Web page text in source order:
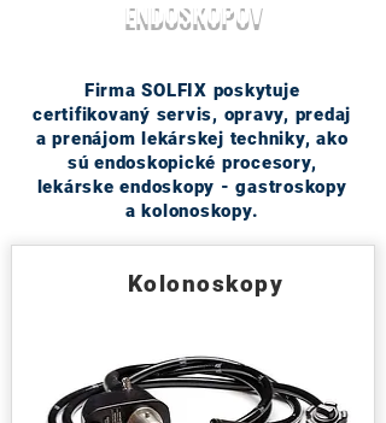
Kolonoskopy
ENDOSKOPOV
Firma SOLFIX poskytuje
certifikovaný servis, opravy, predaj
a prenájom lekárskej techniky, ako
sú endoskopické procesory,
lekárske endoskopy - gastroskopy
a kolonoskopy.